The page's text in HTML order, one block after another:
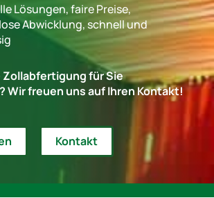
Lösungen, faire Preise,
Abwicklung, schnell und
Zollabfertigung für Sie
Wir freuen uns auf Ihren Kontakt!
Kontakt